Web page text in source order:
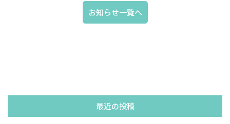
お知らせ一覧へ
最近の投稿